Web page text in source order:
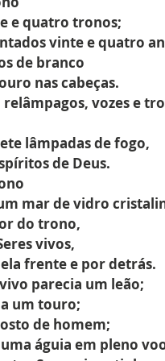
e quatro tronos;
vinte e quatro
de branco
nas cabeças.
vozes e
lâmpadas de fogo,
de Deus.
mar de vidro
do trono,
vivos,
frente e por detrás.
parecia um leão;
um touro;
de homem;
águia em pleno